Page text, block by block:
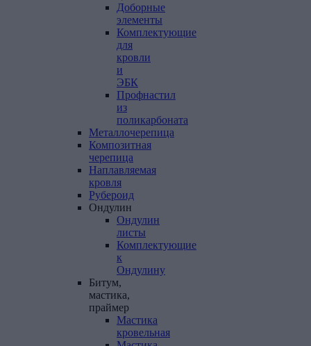
Доборные
элементы
Комплектующие
для
кровли
и
ЭБК
Профнастил
из
поликарбоната
Металлочерепица
Композитная
черепица
Наплавляемая
кровля
Рубероид
Ондулин
Ондулин
листы
Комплектующие
к
Ондулину
Битум,
мастика,
праймер
Мастика
кровельная